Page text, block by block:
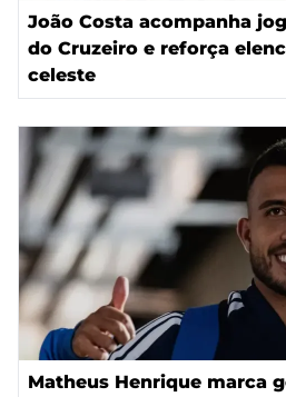
João Costa acompanha
do Cruzeiro e reforça
celeste
Matheus Henrique marca